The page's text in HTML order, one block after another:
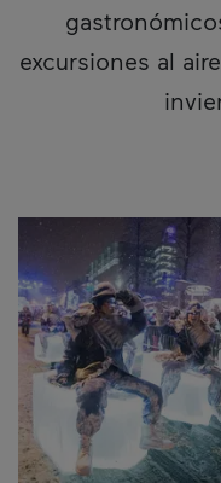
excursiones al